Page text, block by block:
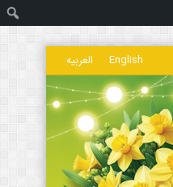
English العربیه